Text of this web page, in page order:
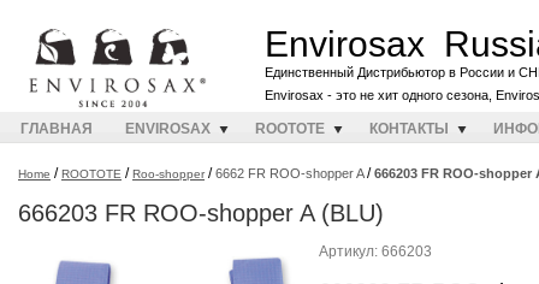
Envirosax
Единственный Дистрибьютор в России и
Envirosax - это не хит одного сезона,
ГЛАВНАЯ ENVIROSAX ROOTOTE КОНТАКТЫ
Home /ROOTOTE /Roo-shopper/6662 FR ROO-shopper A/666203 FR ROO-shopper
666203 FR ROO-shopper A (BLU)
Артикул: 666203